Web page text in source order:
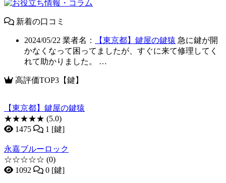
新着の口コミ
2024/05/22 業者名： 【東京都】鍵屋の鍵猿 急に鍵が開
かなくなって困ってましたが、すぐに来て修理してく
れて助かりました。 …
高評価TOP3【鍵】
【東京都】鍵屋の鍵猿
★★★★★ (5.0)
1475
1 [鍵]
永嘉ブルーロック
☆☆☆☆☆ (0)
1092
0 [鍵]